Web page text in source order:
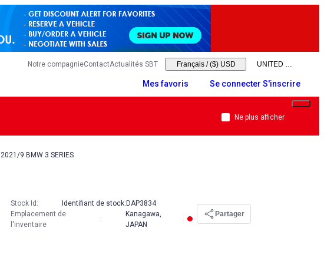
Notre compagnieContactActualités SBT Français / ($) USD
Mes favoris Se connecter S'inscrire
Ne plus afficher
2021/9 BMW 3 SERIES
Stock Id: Identifiant de stock: DAP3834
Emplacement de
l'inventaire
:
Kanagawa,
JAPAN
Partager